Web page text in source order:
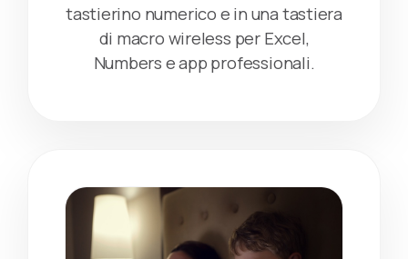
tastierino numerico e in una tastiera
di macro wireless per Excel,
Numbers e app professionali.